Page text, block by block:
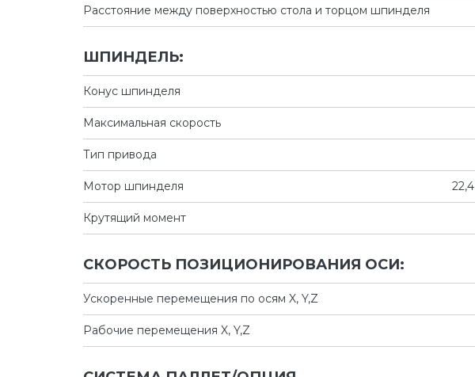
Расстояние между поверхностью стола и торцом шпинделя
ШПИНДЕЛЬ:
Конус шпинделя
Максимальная скорость
Тип привода
Мотор шпинделя
Крутящий момент
СКОРОСТЬ ПОЗИЦИОНИРОВАНИЯ ОСИ:
Ускоренные перемещения по осям X, Y,Z
Рабочие перемещения X, Y,Z